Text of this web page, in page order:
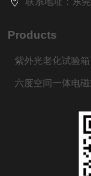
Products
紫外光老化试验箱
六度空间一体电